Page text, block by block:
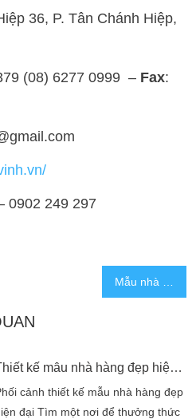
36, P. Tân Chánh Hiệp,
(08) 6277 0999 – Fax:
0902 249 297
Thiết kế mẫu nhà hàng đẹp hiện đại không gian mở
cảnh thiết kế mẫu nhà hàng đẹp
đại Tìm một nơi để thưởng thức